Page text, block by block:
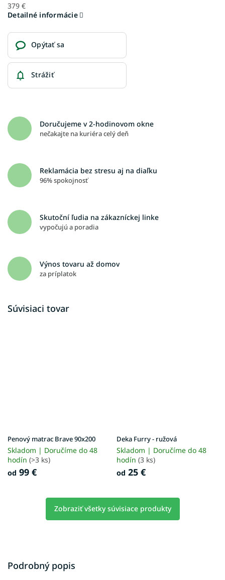
379 €
Detailné informácie
Opýtať sa
Strážiť
Doručujeme v 2-hodinovom okne
nečakajte na kuriéra celý deň
Reklamácia bez stresu aj na diaľku
96% spokojnosť
Skutoční ľudia na zákazníckej linke
vypočujú a poradia
Výnos tovaru až domov
za príplatok
Súvisiaci tovar
Penový matrac Brave 90x200
Skladom | Doručíme do 48
hodín (>3 ks)
od 99 €
Deka Furry - ružová
Skladom | Doručíme do 48
hodín (3 ks)
od 25 €
Zobraziť všetky súvisiace produkty
Podrobný popis